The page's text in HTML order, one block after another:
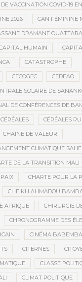
VACCINATION COVID-19
2026 CAN FÉMININE
DRAMANE OUATTARA
HUMAIN
CATASTROPHE
CECOGEC CEDEAO
SOLAIRE DE
DE CONFÉRENCES DE
CÉRÉALES CÉRÉALES
CHAÎNE DE VALEUR
CLIMATIQUE
DE LA TRANSITION MALI
CHARTE POUR LA
CHEIKH AHMADOU
AFRIQUE CHIRURGIE
CHRONOGRAMME DES
CINÉMA BABEMBA
CITERNES
CLASSE
CLIMAT POLITIQUE